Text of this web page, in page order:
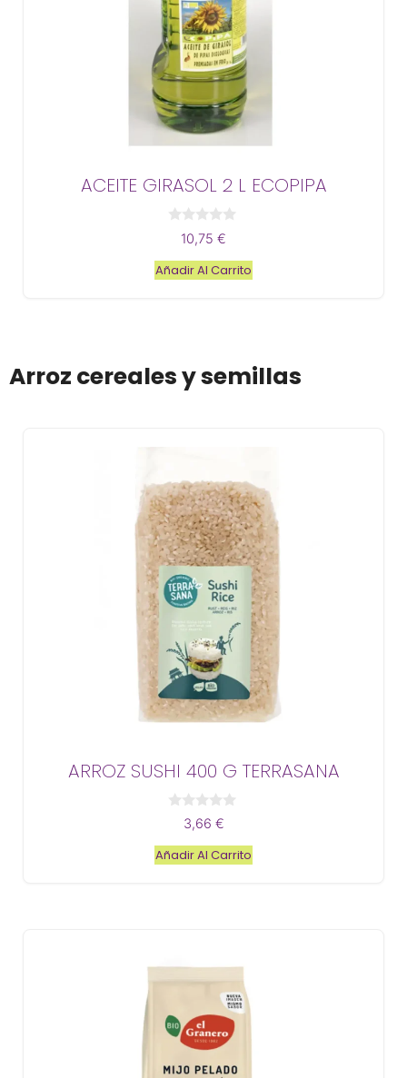
ACEITE GIRASOL 2 L ECOPIPA
e
5
10,75 €
Añadir Al Carrito
Arroz cereales y semillas
ARROZ SUSHI 400 G TERRASANA
e
5
3,66 €
Añadir Al Carrito